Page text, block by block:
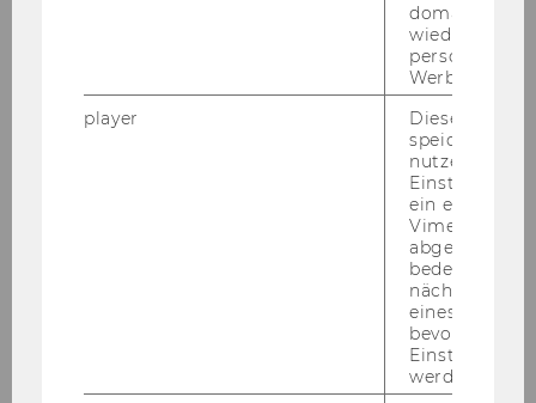
ProEuropeanValuesAT Online Resilienz Training
ProEuropeanValuesAT Co-Creation Workshops
Nachhaltigkeitsberichterstattung - VSME-
Werbung
player
Dieses Cookie
speichert
ein
Vimeo-Video
abgespielt
bedeutet,
nächsten
eines Vimeo-
bevorzugten
werden.